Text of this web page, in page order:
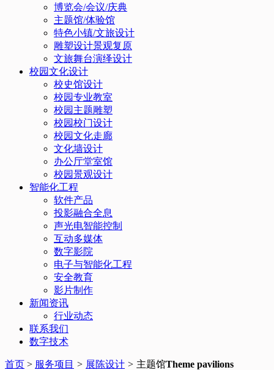
博览会/会议/庆典
主题馆/体验馆
特色小镇/文旅设计
雕塑设计景观复原
文旅舞台演绎设计
校园文化设计
校史馆设计
校园专业教室
校园主题雕塑
校园校门设计
校园文化走廊
文化墙设计
办公厅堂室馆
校园景观设计
智能化工程
软件产品
投影融合全息
声光电智能控制
互动多媒体
数字影院
电子与智能化工程
安全教育
影片制作
新闻资讯
行业动态
联系我们
数字技术
首页 > 服务项目 > 展陈设计 > 主题馆Theme pavilions